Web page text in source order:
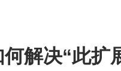
解决“此扩